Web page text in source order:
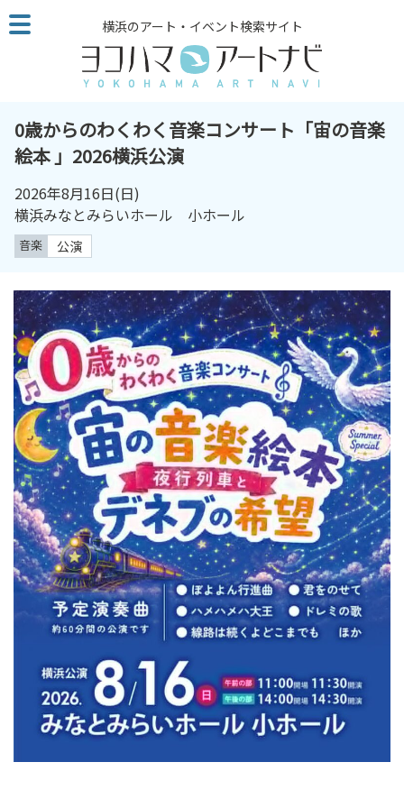
こ
の
ペ
ジ
へ
の
ン
ク
へ
ス
キ
ッ
プ
記
横浜のアート・イベント検索サイト
0歳からのわくわく音楽コンサート「宙の音楽
絵本 」2026横浜公演
2026年8月16日(日)
横浜みなとみらいホール 小ホール
音楽 公演